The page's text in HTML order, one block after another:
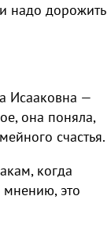
надо дорожить
Исааковна —
она поняла,
счастья.
когда
это